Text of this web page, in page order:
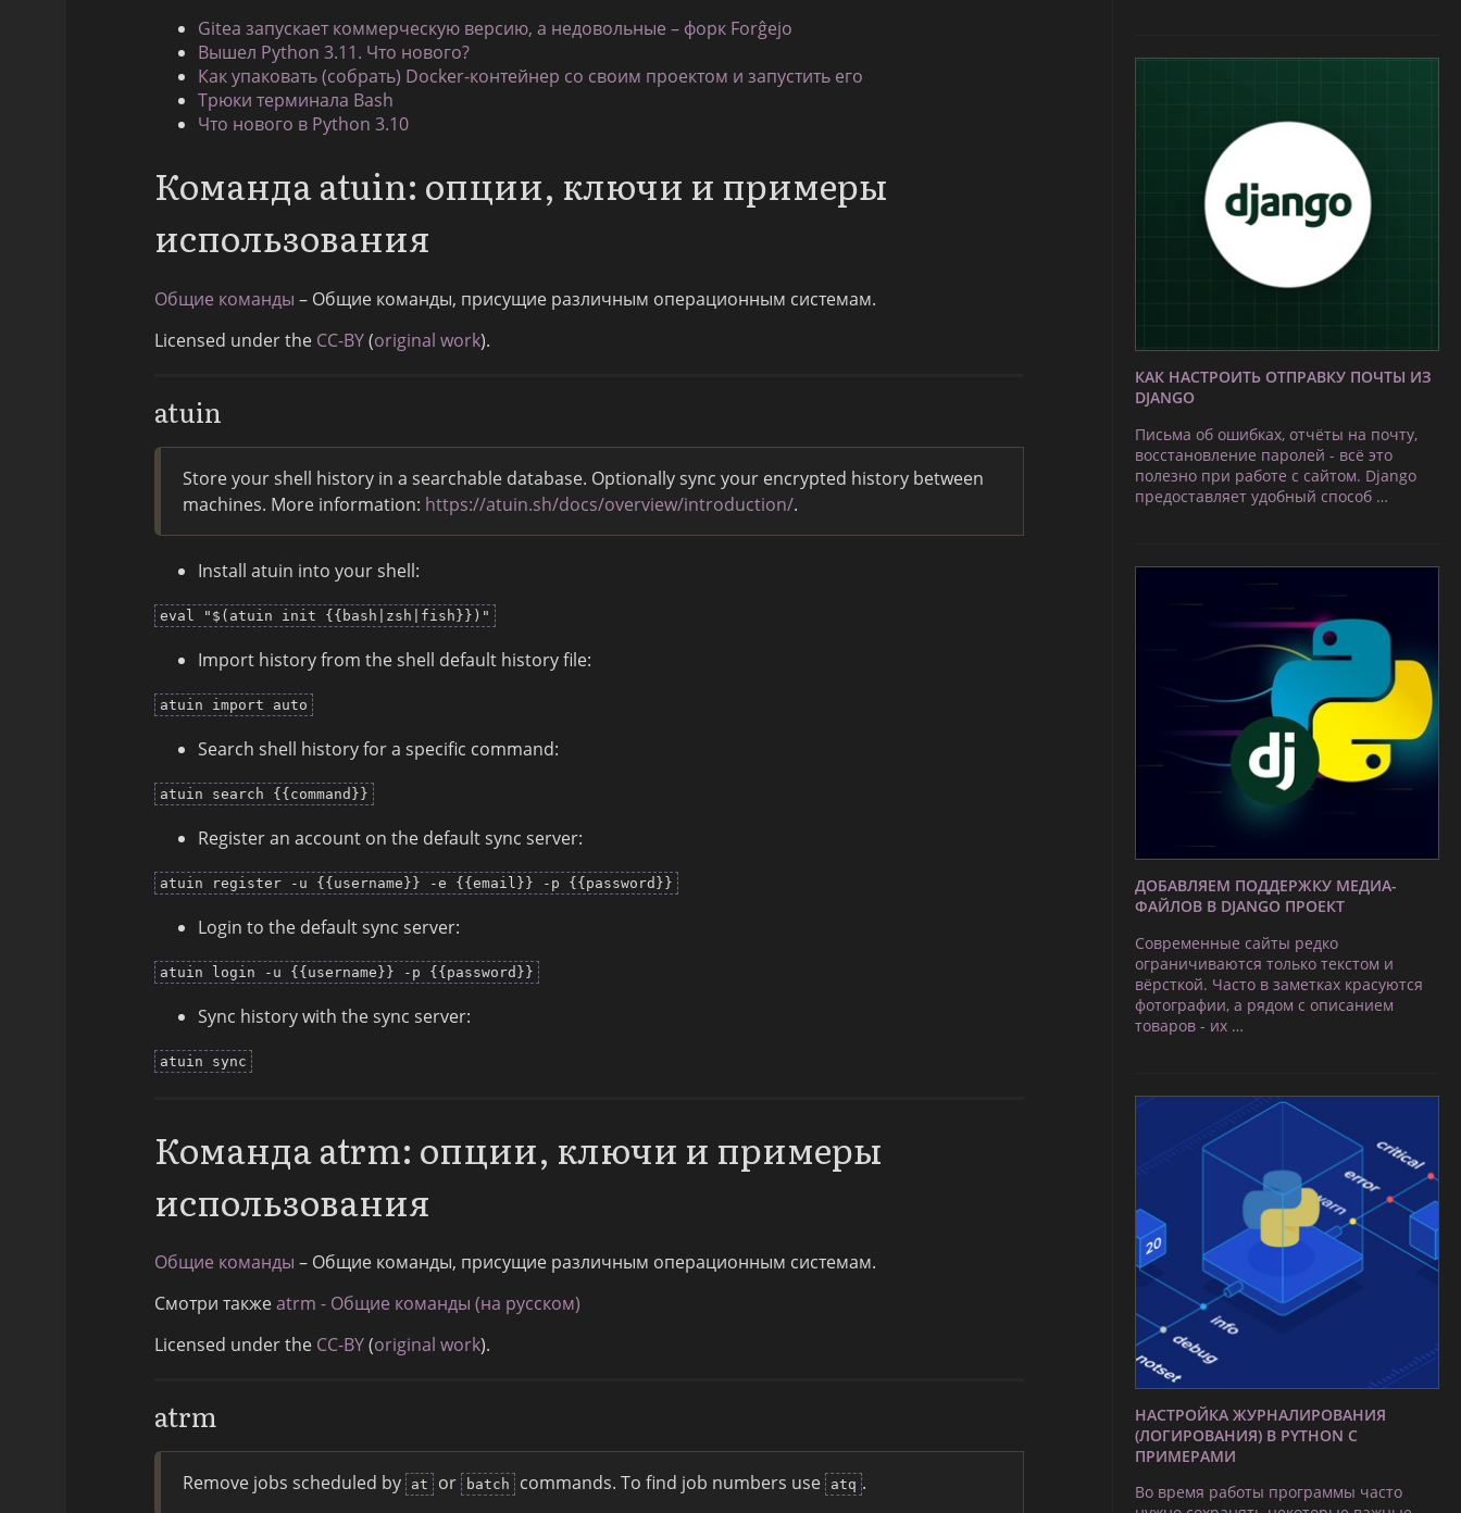
Gitea запускает коммерческую версию, а недовольные – форк Forĝejo
Вышел Python 3.11. Что нового?
Как упаковать (собрать) Docker-контейнер со своим проектом и запустить его
Трюки терминала Bash
Что нового в Python 3.10
Команда atuin: опции, ключи и примеры
использования
Общие команды – Общие команды, присущие различным операционным системам.
Licensed under the CC-BY(original work).
atuin
Store your shell history in a searchable database. Optionally sync your encrypted history between
machines. More information: https://atuin.sh/docs/overview/introduction/.
Install atuin into your shell:
eval "$(atuin init {{bash|zsh|fish}})"
Import history from the shell default history file:
atuin import auto
Search shell history for a specific command:
atuin search {{command}}
Register an account on the default sync server:
atuin register -u {{username}} -e {{email}} -p {{password}}
Login to the default sync server:
atuin login -u {{username}} -p {{password}}
Sync history with the sync server:
atuin sync
Команда atrm: опции, ключи и примеры
использования
Общие команды – Общие команды, присущие различным операционным системам.
Смотри такжеatrm - Общие команды (на русском)
Licensed under the CC-BY(original work).
atrm
Remove jobs scheduled by at or batch commands. To find job numbers use atq .
КАК НАСТРОИТЬ ОТПРАВКУ ПОЧТЫ ИЗ
DJANGO
Письма об ошибках, отчёты на почту,
восстановление паролей - всё это
полезно при работе с сайтом. Django
предоставляет удобный способ …
ДОБАВЛЯЕМ ПОДДЕРЖКУ МЕДИА-
ФАЙЛОВ В DJANGO ПРОЕКТ
Современные сайты редко
ограничиваются только текстом и
вёрсткой. Часто в заметках красуются
фотографии, а рядом с описанием
товаров - их …
НАСТРОЙКА ЖУРНАЛИРОВАНИЯ
(ЛОГИРОВАНИЯ) В PYTHON С
ПРИМЕРАМИ
Во время работы программы часто